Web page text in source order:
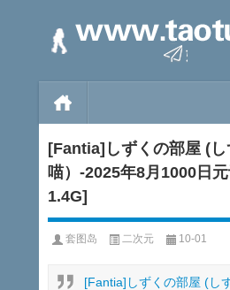
[Fantia]しずくの部屋 (
喵）-2025年8月1000日
1.4G]
套图岛 二次元 10-01
[Fantia]しずくの部屋 (し